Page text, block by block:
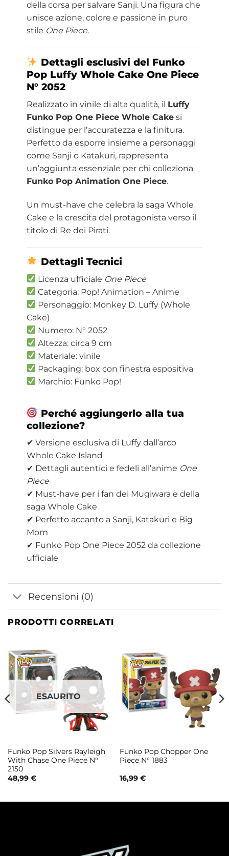
della corsa per salvare Sanji. Una figura che
unisce azione, colore e passione in puro
stile One Piece.
Dettagli esclusivi del Funko
Pop Luffy Whole Cake One Piece
N° 2052
Realizzato in vinile di alta qualità, il Luffy
Funko Pop One Piece Whole Cakesi
distingue per l’accuratezza e la finitura.
Perfetto da esporre insieme a personaggi
come Sanji o Katakuri, rappresenta
un’aggiunta essenziale per chi colleziona
Funko Pop Animation One Piece.
Un must-have che celebra la saga Whole
Cake e la crescita del protagonista verso il
titolo di Re dei Pirati.
Dettagli Tecnici
Licenza ufficiale One Piece
Categoria: Pop! Animation – Anime
Personaggio: Monkey D. Luffy (Whole
Cake)
Numero: N° 2052
Altezza: circa 9 cm
Materiale: vinile
Packaging: box con finestra espositiva
Marchio: Funko Pop!
Perché aggiungerlo alla tua
collezione?
✔ Versione esclusiva di Luffy dall’arco
Whole Cake Island
✔ Dettagli autentici e fedeli all’anime One
Piece
✔ Must-have per i fan dei Mugiwara e della
saga Whole Cake
✔ Perfetto accanto a Sanji, Katakuri e Big
Mom
✔ Funko Pop One Piece 2052 da collezione
ufficiale
Recensioni (0)
PRODOTTI CORRELATI
ESAURITO
Funko Pop Silvers Rayleigh
With Chase One Piece N°
2150
48,99 €
Funko Pop Chopper One
Piece N° 1883
16,99 €